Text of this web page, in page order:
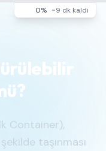
0% ~9 dk kaldı
Container),
taşınması